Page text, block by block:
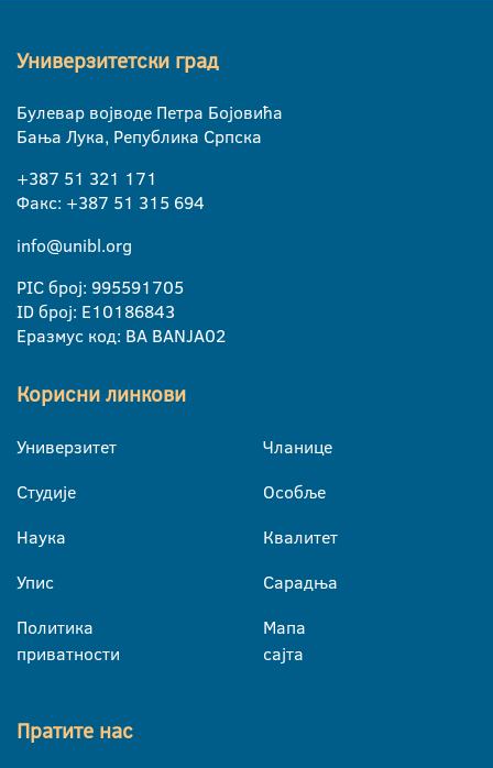
Универзитетски град
Булевар војводе Петра Бојовића
Бања Лука, Република Српска
+387 51 321 171
Факс: +387 51 315 694
info@unibl.org
PIC број: 995591705
ID број: E10186843
Еразмус код: BA BANJA02
Корисни линкови
Универзитет
Студије
Наука
Упис
Политика
приватности
Чланице
Особље
Квалитет
Сарадња
Мапа
сајта
Пратите нас